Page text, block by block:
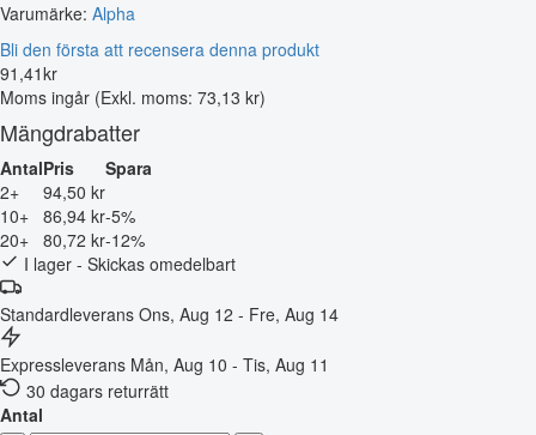
Varumärke: Alpha
Bli den första att recensera denna produkt
91 ,41kr
Moms ingår (Exkl. moms: 73,13 kr)
Mängdrabatter
AntalPris
Spara
2+
94,50 kr
10+ 86,94 kr-5%
20+ 80,72 kr-12%
I lager - Skickas omedelbart
Standardleverans Ons, Aug 12 - Fre, Aug 14
Expressleverans Mån, Aug 10 - Tis, Aug 11
30 dagars returrätt
Antal